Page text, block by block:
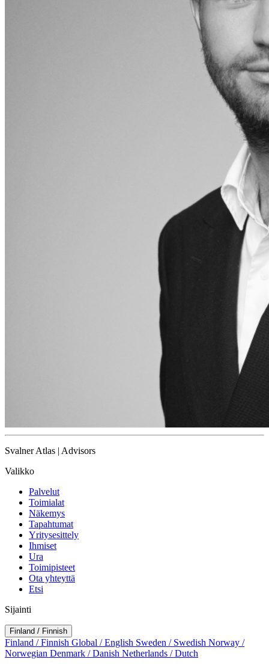
Svalner Atlas | Advisors
Valikko
Palvelut
Toimialat
Näkemys
Tapahtumat
Yritysesittely
Ihmiset
Ura
Toimipisteet
Ota yhteyttä
Etsi
Sijainti
Finland / Finnish
Finland / Finnish Global / English Sweden / Swedish Norway /
Norwegian Denmark / Danish Netherlands / Dutch